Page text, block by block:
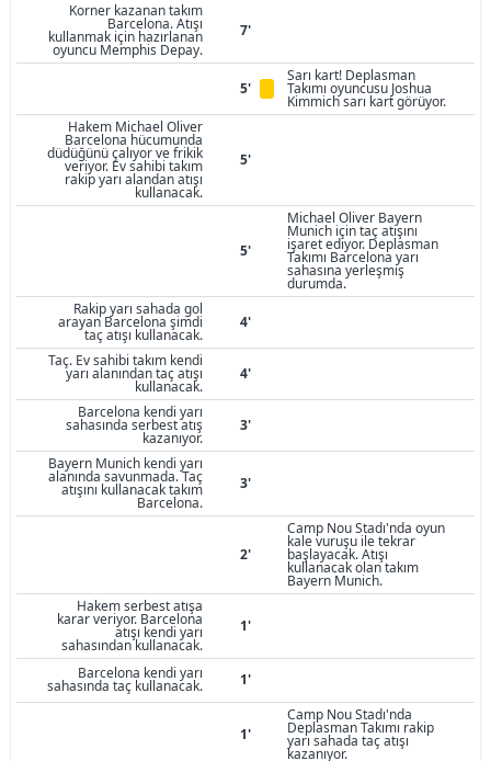
Korner kazanan takım
Barcelona. Atışı
kullanmak için hazırlanan
oyuncu Memphis Depay.
7'
5'
Sarı kart! Deplasman
Takımı oyuncusu Joshua
Kimmich sarı kart görüyor.
Hakem Michael Oliver
Barcelona hücumunda
düdüğünü çalıyor ve frikik
veriyor. Ev sahibi takım
rakip yarı alandan atışı
kullanacak.
5'
5'
Michael Oliver Bayern
Munich için taç atışını
işaret ediyor. Deplasman
Takımı Barcelona yarı
sahasına yerleşmiş
durumda.
Rakip yarı sahada gol
arayan Barcelona şimdi
taç atışı kullanacak.
4'
Taç. Ev sahibi takım kendi
yarı alanından taç atışı
kullanacak.
4'
Barcelona kendi yarı
sahasında serbest atış
kazanıyor.
3'
Bayern Munich kendi yarı
alanında savunmada. Taç
atışını kullanacak takım
Barcelona.
3'
2'
Camp Nou Stadı'nda oyun
kale vuruşu ile tekrar
başlayacak. Atışı
kullanacak olan takım
Bayern Munich.
Hakem serbest atışa
karar veriyor. Barcelona
atışı kendi yarı
sahasından kullanacak.
1'
Barcelona kendi yarı
sahasında taç kullanacak. 1'
1'
Camp Nou Stadı'nda
Deplasman Takımı rakip
yarı sahada taç atışı
kazanıyor.